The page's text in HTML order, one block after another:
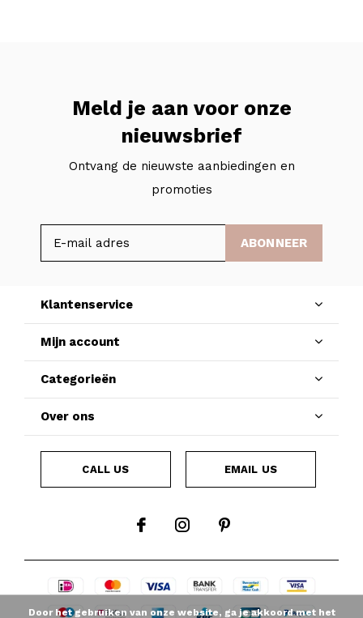
Meld je aan voor onze
nieuwsbrief
Ontvang de nieuwste aanbiedingen en
promoties
ABONNEER
Klantenservice
Mijn account
Categorieën
Over ons
CALL US EMAIL US
Door het gebruiken van onze website, ga je akkoord met het